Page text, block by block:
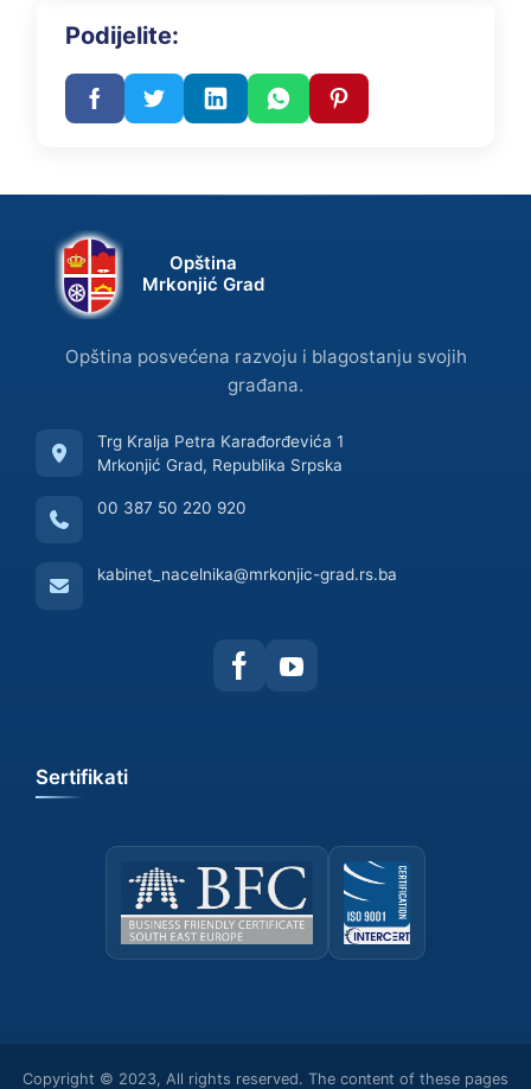
Podijelite:
Opština
Mrkonjić Grad
Opština posvećena razvoju i blagostanju svojih
građana.
Trg Kralja Petra Karađorđevića 1
Mrkonjić Grad, Republika Srpska
00 387 50 220 920
kabinet_nacelnika@mrkonjic-grad.rs.ba
Sertifikati
Copyright © 2023, All rights reserved. The content of these pages